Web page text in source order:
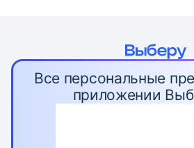
Все персональные
приложении